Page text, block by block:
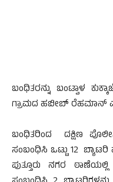
ಬಂಧಿತರನ್ನು ಬಂಟ್ವಾಳ
ಗ್ರಾಮದ ಹಬೀಬ್ ರೆಹಮಾನ್
ಬಂಧಿತರಿಂದ ದಕ್ಷಿಣ
ಸಂಬಂಧಿಸಿ ಒಟ್ಟು 12 ಬ್ಯಾಟರಿ
ಪುತ್ತೂರು ನಗರ